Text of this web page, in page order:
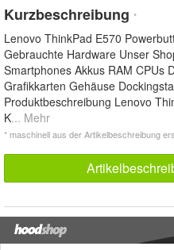
Kurzbeschreibung *
Lenovo ThinkPad E570
Gebrauchte Hardware Unser
Smartphones Akkus RAM CPUs
Grafikkarten Gehäuse
Produktbeschreibung Lenovo
K... Mehr
* maschinell aus der Artikelbeschreibung